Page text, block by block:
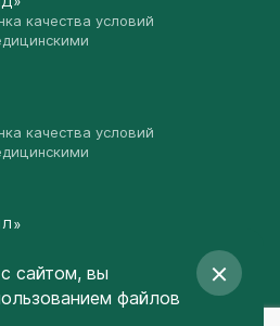
качества условий
качества условий
сайтом, вы
файлов